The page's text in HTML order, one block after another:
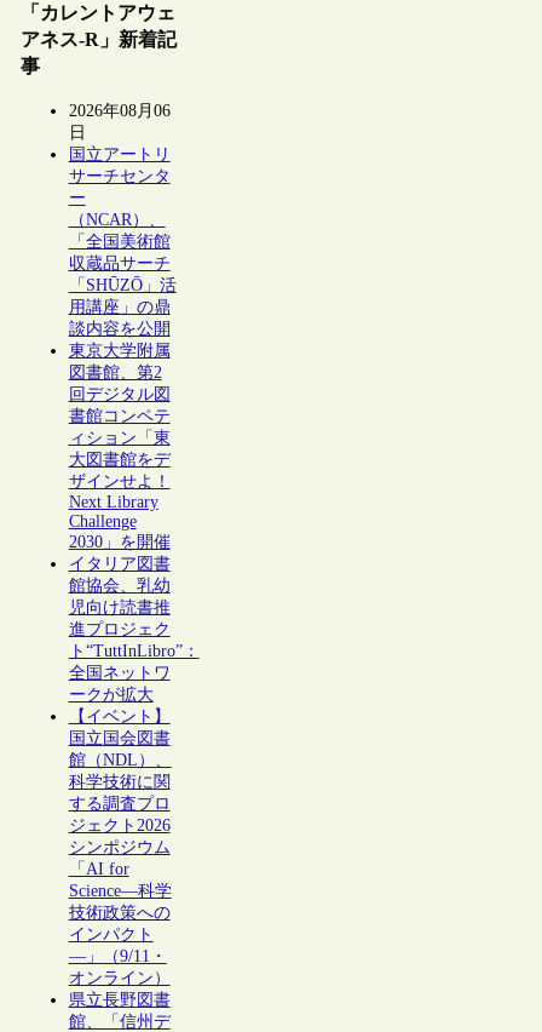
「カレントアウェ
アネス-R」新着記
事
2026年08月06
日
国立アートリ
サーチセンタ
ー
（NCAR）、
「全国美術館
収蔵品サーチ
「SHŪZŌ」活
用講座」の鼎
談内容を公開
東京大学附属
図書館、第2
回デジタル図
書館コンペテ
ィション「東
大図書館をデ
ザインせよ！
Next Library
Challenge
2030」を開催
イタリア図書
館協会、乳幼
児向け読書推
進プロジェク
ト“TuttInLibro”：
全国ネットワ
ークが拡大
【イベント】
国立国会図書
館（NDL）、
科学技術に関
する調査プロ
ジェクト2026
シンポジウム
「AI for
Science―科学
技術政策への
インパクト
―」（9/11・
オンライン）
県立長野図書
館、「信州デ